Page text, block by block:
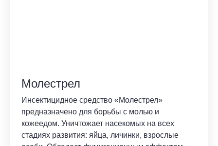
Молестрел
Инсектицидное средство «Молестрел»
предназначено для борьбы с молью и
кожеедом. Уничтожает насекомых на всех
стадиях развития: яйца, личинки, взрослые